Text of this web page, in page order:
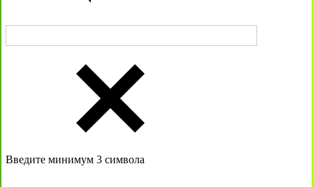
Введите минимум 3 символа